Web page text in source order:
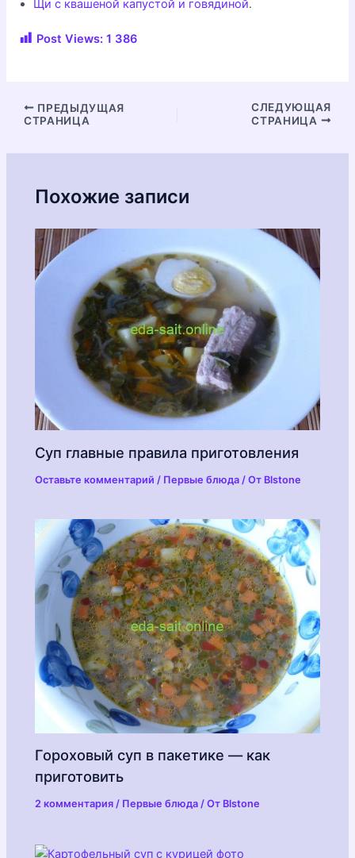
Щи с квашеной капустой и говядиной.
Post Views: 1 386
НавигацияПРЕДЫДУЩАЯ
СТРАНИЦА
СЛЕДУЮЩАЯ
СТРАНИЦА
Похожие записи
Суп главные правила приготовления
Оставьте комментарий / Первые блюда / От Blstone
Гороховый суп в пакетике — как
приготовить
2 комментария / Первые блюда / От Blstone